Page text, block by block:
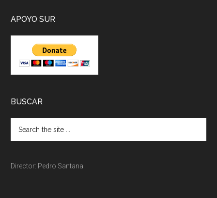
APOYO SUR
BUSCAR
Director: Pedro Santana